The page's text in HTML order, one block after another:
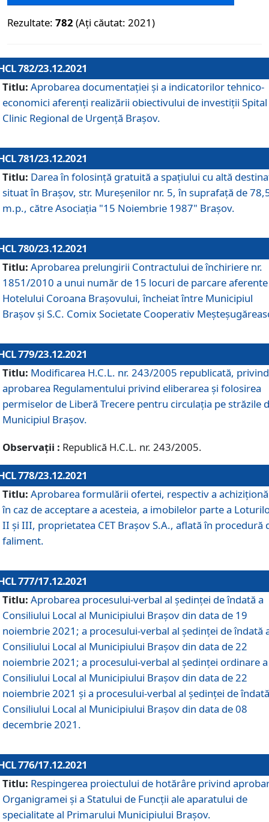
Rezultate: 782 (Ați căutat: 2021)
782/23.12.2021
Titlu: Aprobarea documentației și a indicatorilor tehnico-
economici aferenți realizării obiectivului de investiții Spital
Clinic Regional de Urgență Brașov.
781/23.12.2021
Titlu: Darea în folosinţă gratuită a spaţiului cu altă
situat în Braşov, str. Mureşenilor nr. 5, în suprafaţă de
m.p., către Asociaţia "15 Noiembrie 1987" Braşov.
780/23.12.2021
Titlu: Aprobarea prelungirii Contractului de închiriere nr.
1851/2010 a unui număr de 15 locuri de parcare aferente
Hotelului Coroana Brașovului, încheiat între Municipiul
Braşov şi S.C. Comix Societate Cooperativ
779/23.12.2021
Titlu: Modificarea H.C.L. nr. 243/2005 republicată, privind
aprobarea Regulamentului privind eliberarea şi folosirea
permiselor de Liberă Trecere pentru circulația pe străzile
Municipiul Braşov.
Observații : Republică H.C.L. nr. 243/2005.
778/23.12.2021
Titlu: Aprobarea formulării ofertei, respectiv a
în caz de acceptare a acesteia, a imobilelor parte a
II și III, proprietatea CET Brașov S.A., aflată în procedură
faliment.
777/17.12.2021
Titlu: Aprobarea procesului-verbal al şedinţei de îndată a
Consiliului Local al Municipiului Braşov din data de 19
noiembrie 2021; a procesului-verbal al şedinţei de îndată
Consiliului Local al Municipiului Braşov din data de 22
noiembrie 2021; a procesului-verbal al şedinţei ordinare a
Consiliului Local al Municipiului Braşov din data de 22
noiembrie 2021 și a procesului-verbal al şedinţei de
Consiliului Local al Municipiului Braşov din data de 08
decembrie 2021.
776/17.12.2021
Titlu: Respingerea proiectului de hotărâre privind
Organigramei şi a Statului de Funcţii ale aparatului de
specialitate al Primarului Municipiului Braşov.